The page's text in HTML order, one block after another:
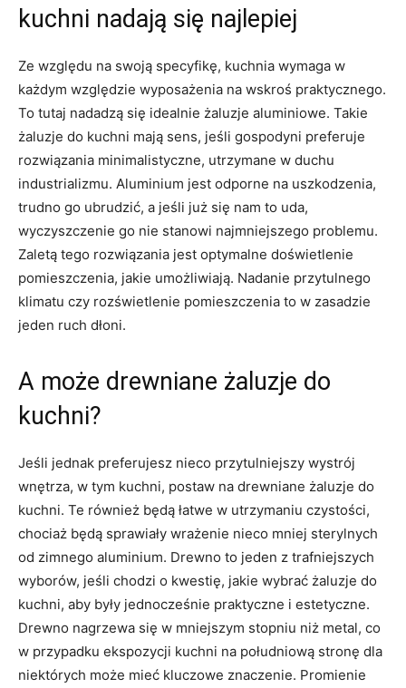
kuchni nadają się najlepiej
Ze względu na swoją specyfikę, kuchnia wymaga w
każdym względzie wyposażenia na wskroś praktycznego.
To tutaj nadadzą się idealnie żaluzje aluminiowe. Takie
żaluzje do kuchni mają sens, jeśli gospodyni preferuje
rozwiązania minimalistyczne, utrzymane w duchu
industrializmu. Aluminium jest odporne na uszkodzenia,
trudno go ubrudzić, a jeśli już się nam to uda,
wyczyszczenie go nie stanowi najmniejszego problemu.
Zaletą tego rozwiązania jest optymalne doświetlenie
pomieszczenia, jakie umożliwiają. Nadanie przytulnego
klimatu czy rozświetlenie pomieszczenia to w zasadzie
jeden ruch dłoni.
A może drewniane żaluzje do
kuchni?
Jeśli jednak preferujesz nieco przytulniejszy wystrój
wnętrza, w tym kuchni, postaw na drewniane żaluzje do
kuchni. Te również będą łatwe w utrzymaniu czystości,
chociaż będą sprawiały wrażenie nieco mniej sterylnych
od zimnego aluminium. Drewno to jeden z trafniejszych
wyborów, jeśli chodzi o kwestię, jakie wybrać żaluzje do
kuchni, aby były jednocześnie praktyczne i estetyczne.
Drewno nagrzewa się w mniejszym stopniu niż metal, co
w przypadku ekspozycji kuchni na południową stronę dla
niektórych może mieć kluczowe znaczenie. Promienie